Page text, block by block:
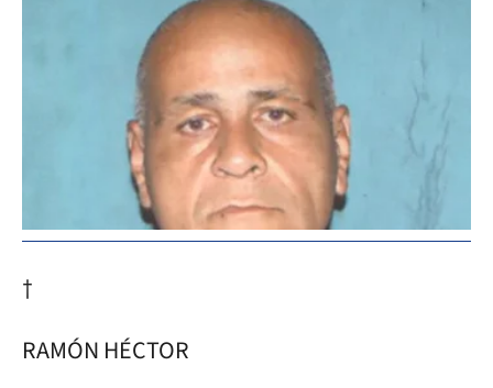
†
RAMÓN HÉCTOR